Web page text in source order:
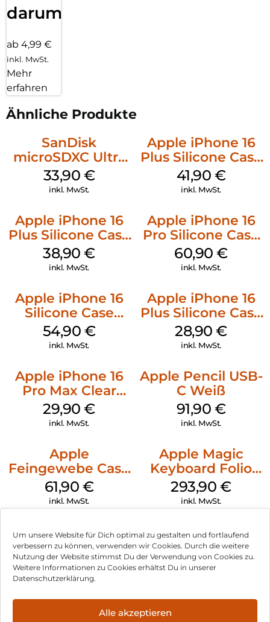
Um unsere Website für Dich optimal zu gestalten und fortlaufend
verbessern zu können, verwenden wir Cookies. Durch die weitere
Nutzung der Website stimmst Du der Verwendung von Cookies zu.
Weitere Informationen zu Cookies erhältst Du in unserer
Datenschutzerklärung.
Alle akzeptieren
darum!
ab 4,99 €
inkl. MwSt.
Mehr
erfahren
Ähnliche Produkte
SanDisk
microSDXC Ultra
128 GB + Adapter
Mobile
33,90 €
inkl. MwSt.
Apple iPhone 16
Plus Silicone Case
MagSafe Stone
Gray
41,90 €
inkl. MwSt.
Apple iPhone 16
Plus Silicone Case
MagSafe Denim
38,90€
inkl. MwSt.
Apple iPhone 16
Pro Silicone Case
MagSafe Stone
Gray
60,90€
inkl. MwSt.
Apple iPhone 16
Silicone Case
MagSafe Black
54,90 €
inkl. MwSt.
Apple iPhone 16
Plus Silicone Case
MagSafe Black
28,90€
inkl. MwSt.
Apple iPhone 16
Pro Max Clear
Case MagSafe
Transparent
29,90€
inkl. MwSt.
Apple Pencil USB-
C Weiß
91,90 €
inkl. MwSt.
Apple
Feingewebe Case
iPhone 15 Pro
MagSafe Schwarz
61,90 €
inkl. MwSt.
Apple Magic
Keyboard Folio
iPad 10.9″ (10.Gen.)
Weiß
293,90€
inkl. MwSt.
Impressum